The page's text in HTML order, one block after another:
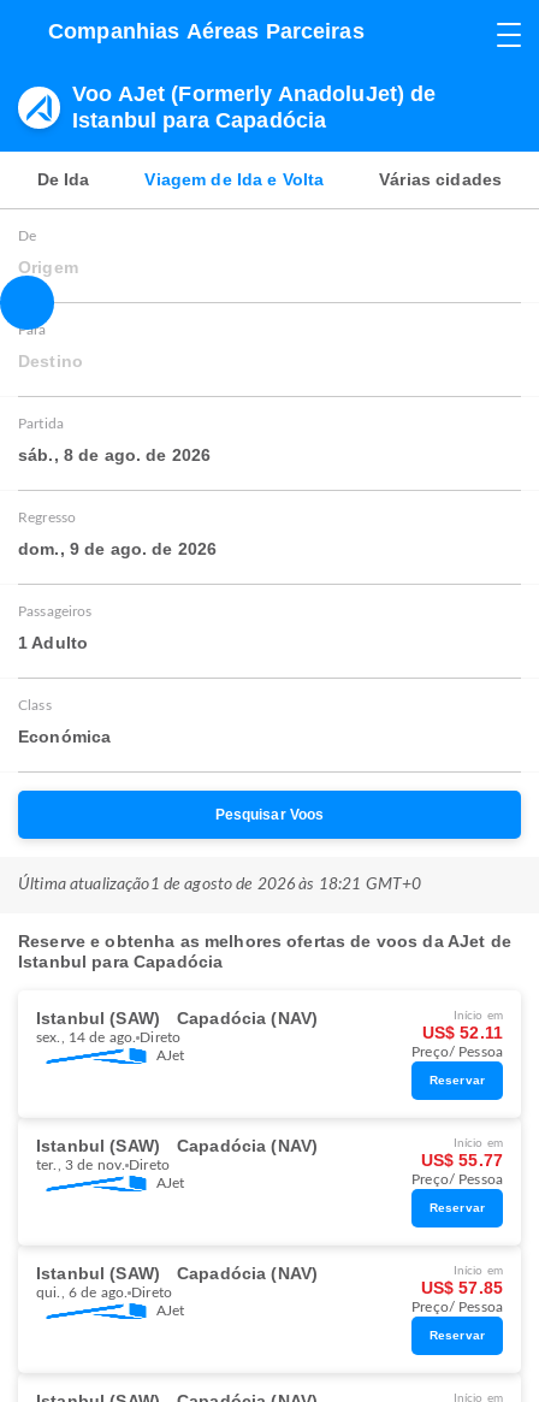
Companhias Aéreas Parceiras
Voo AJet (Formerly AnadoluJet) de
Istanbul para Capadócia
De Ida Viagem de Ida e Volta Várias cidades
De
Origem
Para
Destino
Partida
sáb., 8 de ago. de 2026
Regresso
dom., 9 de ago. de 2026
Passageiros
1 Adulto
Class
Económica
Pesquisar Voos
Última atualização1 de agosto de 2026 às 18:21 GMT+0
Reserve e obtenha as melhores ofertas de voos da AJet de
Istanbul para Capadócia
Istanbul (SAW) Capadócia (NAV)
sex., 14 de ago. Direto
AJet
Início em
US$ 52.11
Preço/ Pessoa
Reservar
Istanbul (SAW) Capadócia (NAV)
ter., 3 de nov. Direto
AJet
Início em
US$ 55.77
Preço/ Pessoa
Reservar
Istanbul (SAW) Capadócia (NAV)
qui., 6 de ago. Direto
AJet
Início em
US$ 57.85
Preço/ Pessoa
Reservar
Início em